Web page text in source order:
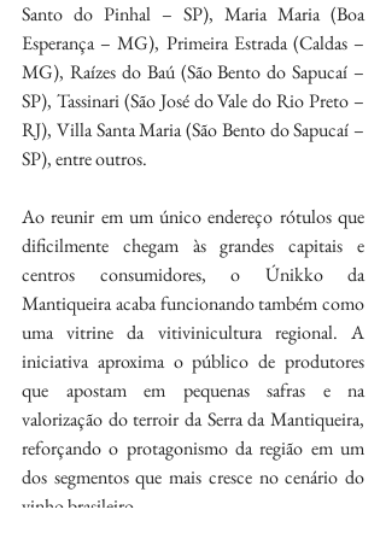
Santo do Pinhal – SP), Maria Maria (Boa
Esperança – MG), Primeira Estrada (Caldas –
MG), Raízes do Baú (São Bento do Sapucaí –
SP), Tassinari (São José do Vale do Rio Preto –
RJ), Villa Santa Maria (São Bento do Sapucaí –
SP), entre outros.
Ao reunir em um único endereço rótulos que
dificilmente chegam às grandes capitais e
centros consumidores, o Únikko da
Mantiqueira acaba funcionando também como
uma vitrine da vitivinicultura regional. A
iniciativa aproxima o público de produtores
que apostam em pequenas safras e na
valorização do terroir da Serra da Mantiqueira,
reforçando o protagonismo da região em um
dos segmentos que mais cresce no cenário do
vinho brasileiro.